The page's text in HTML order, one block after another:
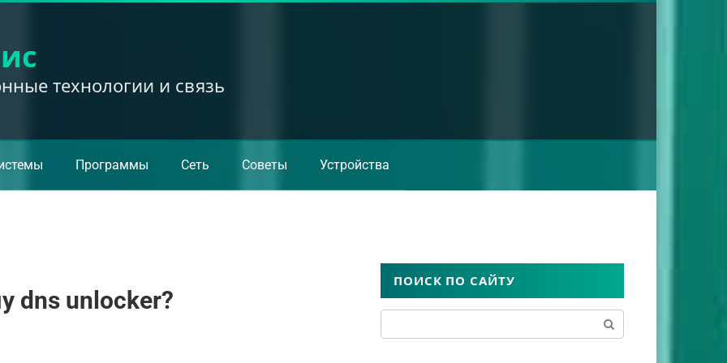
технологии и связь
Программы Сеть Советы Устройства
dns unlocker?
ПОИСК ПО САЙТУ